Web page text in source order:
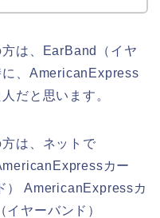
は、EarBand（イヤ
に、AmericanExpress
だと思います。
は、ネットで
カー
） AmericanExpressカ
ヤーバンド）